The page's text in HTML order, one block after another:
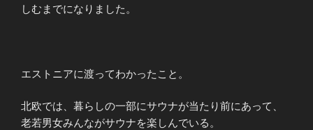
しむまでになりました。
エストニアに渡ってわかったこと。
北欧では、暮らしの一部にサウナが当たり前にあって、
老若男女みんながサウナを楽しんでいる。